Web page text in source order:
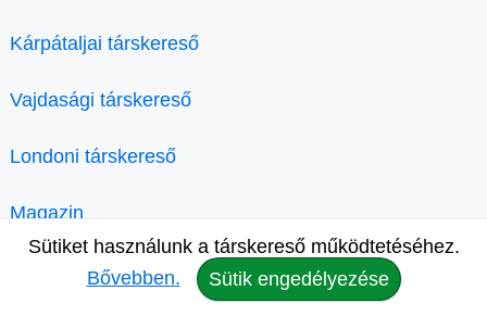
Kárpátaljai társkereső
Vajdasági társkereső
Londoni társkereső
Magazin
Sütiket használunk a társkereső működtetéséhez.
Bővebben.
Sütik engedélyezése